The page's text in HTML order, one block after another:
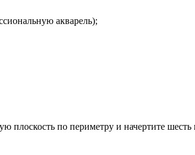
акварель);
плоскость по периметру и начертите шесть